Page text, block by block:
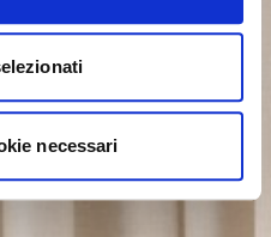
necessari